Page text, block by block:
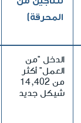
المحرقة)
الدخل "من
العمل" أكثر
من 14,402
شيكل جديد